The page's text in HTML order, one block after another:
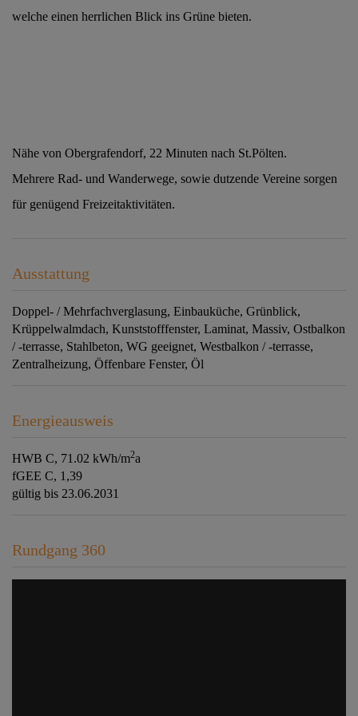
welche einen herrlichen Blick ins Grüne bieten.
Nähe von Obergrafendorf, 22 Minuten nach St.Pölten.
Mehrere Rad- und Wanderwege, sowie dutzende Vereine sorgen
für genügend Freizeitaktivitäten.
Ausstattung
Doppel- / Mehrfachverglasung Einbauküche Grünblick
Krüppelwalmdach Kunststofffenster Laminat Massiv Ostbalkon
/ -terrasse Stahlbeton WG geeignet Westbalkon / -terrasse
Zentralheizung Öffenbare Fenster Öl
Energieausweis
HWB C, 71.02 kWh/m2a
fGEE C, 1,39
gültig bis 23.06.2031
Rundgang 360